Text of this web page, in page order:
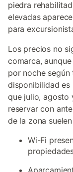
piedra
elevadas
para
Los precios no
comarca,
por noche
disponibilidad es
que julio, agosto
reservar con
de la zona
Wi-Fi